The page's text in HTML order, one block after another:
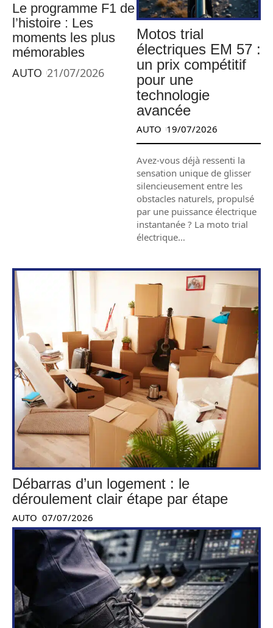
Le programme F1 de
l’histoire : Les
moments les plus
mémorables
AUTO 21/07/2026
Motos trial
électriques EM 57 :
un prix compétitif
pour une
technologie
avancée
AUTO 19/07/2026
Avez-vous déjà ressenti la
sensation unique de glisser
silencieusement entre les
obstacles naturels, propulsé
par une puissance électrique
instantanée ? La moto trial
électrique…
Débarras d’un logement : le
déroulement clair étape par étape
AUTO 07/07/2026